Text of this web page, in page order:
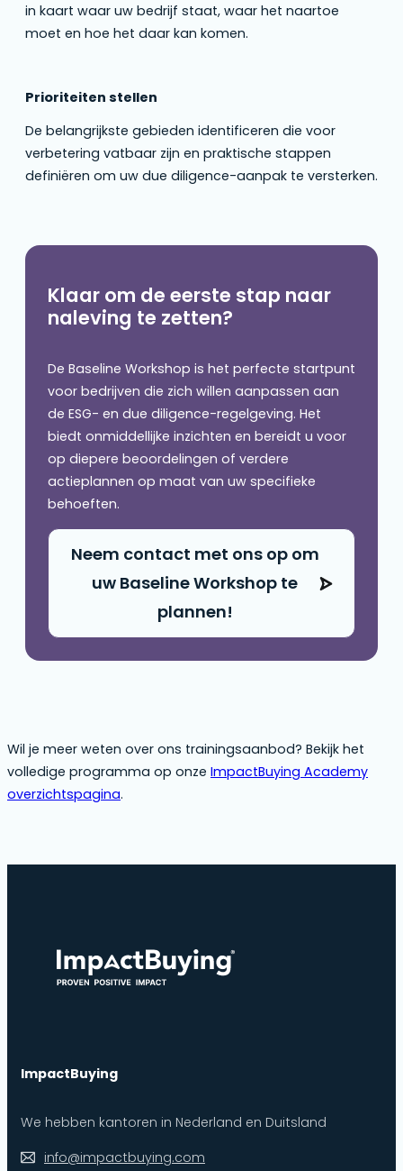
in kaart waar uw bedrijf staat, waar het naartoe
moet en hoe het daar kan komen.
Prioriteiten stellen
De belangrijkste gebieden identificeren die voor
verbetering vatbaar zijn en praktische stappen
definiëren om uw due diligence-aanpak te versterken.
Klaar om de eerste stap naar
naleving te zetten?
De Baseline Workshop is het perfecte startpunt
voor bedrijven die zich willen aanpassen aan
de ESG- en due diligence-regelgeving. Het
biedt onmiddellijke inzichten en bereidt u voor
op diepere beoordelingen of verdere
actieplannen op maat van uw specifieke
behoeften.
Neem contact met ons op om
uw Baseline Workshop te
plannen!
Wil je meer weten over ons trainingsaanbod? Bekijk het
volledige programma op onze ImpactBuying Academy
overzichtspagina.
ImpactBuying
We hebben kantoren in Nederland en Duitsland
info@impactbuying.com